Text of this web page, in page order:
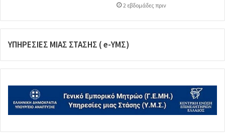
2 εβδομάδες πριν
ΥΠΗΡΕΣΙΕΣ ΜΙΑΣ ΣΤΑΣΗΣ ( e-ΥΜΣ)